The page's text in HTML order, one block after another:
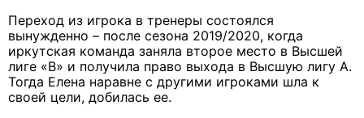
Переход из игрока в тренеры состоялся
вынужденно – после сезона 2019/2020, когда
иркутская команда заняла второе место в Высшей
лиге «В» и получила право выхода в Высшую лигу А.
Тогда Елена наравне с другими игроками шла к
своей цели, добилась ее.